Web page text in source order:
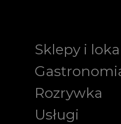
Sklepy i
Rozrywka
Usługi